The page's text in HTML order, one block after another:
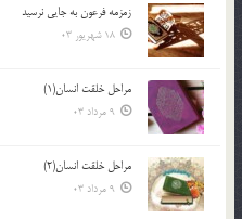
زمزمه فرعون به جايي نرسيد
18 شهریور 03
مراحل خلقت انسان(1)
9 مرداد 03
مراحل خلقت انسان(2)
9 مرداد 03